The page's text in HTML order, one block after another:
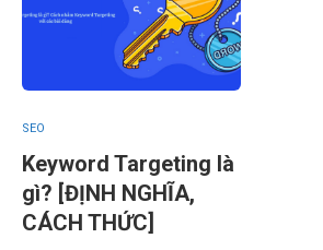
SEO
Keyword Targeting là
gì? [ĐỊNH NGHĨA,
CÁCH THỨC]